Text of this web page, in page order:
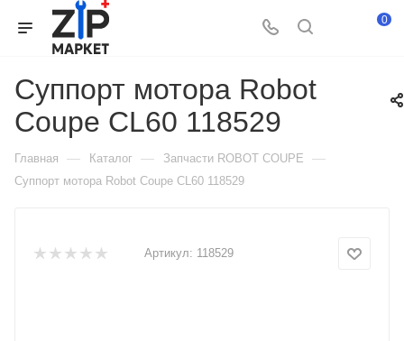
0
Суппорт мотора Robot
Coupe CL60 118529
Главная — Каталог — Запчасти ROBOT COUPE —
Суппорт мотора Robot Coupe CL60 118529
Артикул: 118529